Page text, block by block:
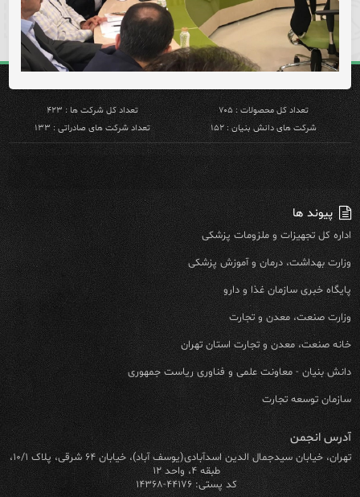
تعداد کل محصولات : ۷۰۵
تعداد کل شرکت ها : ۴۲۳
شرکت های دانش بنیان : ۱۵۲
تعداد شرکت های صادراتی : ۱۳۳
پیوند ها
اداره کل تجهیزات و ملزومات پزشکی
وزارت بهداشت، درمان و آموزش پزشکی
پایگاه خبری سازمان غذا و دارو
وزارت صنعت، معدن و تجارت
خانه صنعت، معدن و تجارت استان تهران
دانش بنیان - معاونت علمی و فناوری ریاست جمهوری
سازمان توسعه تجارت
آدرس انجمن
تهران، خیابان سیدجمال الدین اسدآبادی(یوسف آباد)، خیابان ۶۴ شرقی، پلاک ۱۰/۱،
طبقه ۴، واحد ۱۲
کد پستی: ۴۴۱۷۶-۱۴۳۶۸